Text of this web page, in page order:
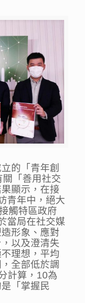
的「青年創
「善用社交
顯示，在接
青年中，絕大
觸特區政府
當局在社交媒
形象、應對
以及澄清失
理想，平均
全部低於調
計算，10為
「掌握民